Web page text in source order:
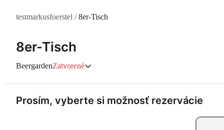
testmarkusfoerstel /8er-Tisch
8er-Tisch
BeergardenZatvorené
Prosím, vyberte si možnosť rezervácie